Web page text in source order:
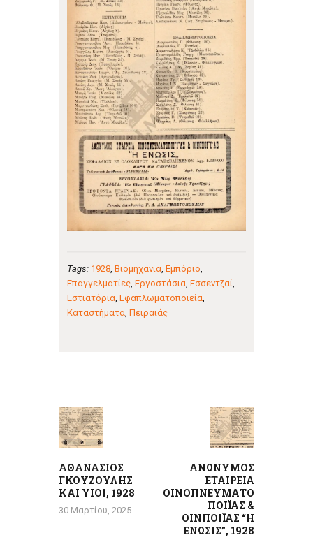
Tags: 1928, Βιομηχανία, Εμπόριο,
Επαγγελματίες, Εργοστάσια, Εσσεντζαί,
Εστιατόρια, Εφαπλωματοποιεία,
Καταστήματα, Πειραιάς
άρθρων
ΑΘΑΝΑΣΙΟΣ
ΓΚΟΥΖΟΥΛΗΣ
ΚΑΙ ΥΙΟΙ, 1928
30 Μαρτίου, 2025
ΑΝΩΝΥΜΟΣ
ΕΤΑΙΡΕΙΑ
ΟΙΝΟΠΝΕΥΜΑΤΟ
ΠΟΙΪΑΣ &
ΟΙΝΠΟΙΪΑΣ “Η
ΕΝΩΣΙΣ”, 1928